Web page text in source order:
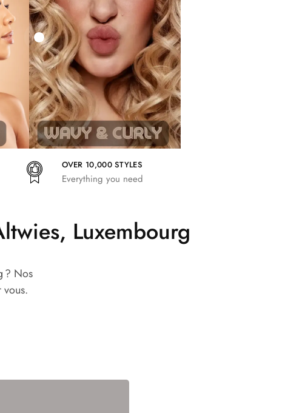
27,83€
25,41 € 27,83€
OVER 10,000 STYLES
Everything you need
Luxembourg
? Nos
vous.